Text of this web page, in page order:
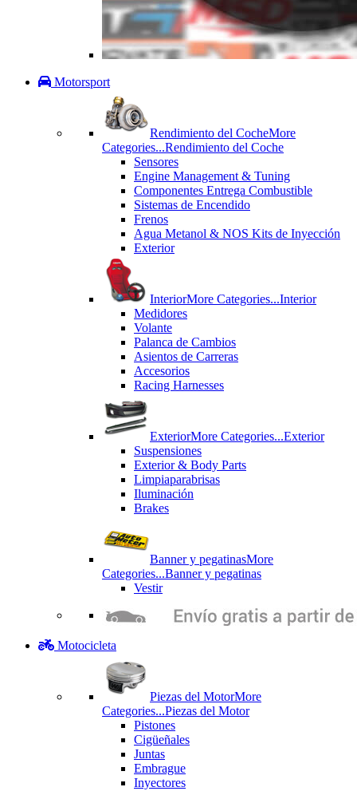
Motorsport
Rendimiento del CocheMore
Categories...Rendimiento del Coche
Sensores
Engine Management & Tuning
Componentes Entrega Combustible
Sistemas de Encendido
Frenos
Agua Metanol & NOS Kits de Inyección
Exterior
InteriorMore Categories...Interior
Medidores
Volante
Palanca de Cambios
Asientos de Carreras
Accesorios
Racing Harnesses
ExteriorMore Categories...Exterior
Suspensiones
Exterior & Body Parts
Limpiaparabrisas
Iluminación
Brakes
Banner y pegatinasMore
Categories...Banner y pegatinas
Vestir
Motocicleta
Piezas del MotorMore
Categories...Piezas del Motor
Pistones
Cigüeñales
Juntas
Εmbrague
Inyectores